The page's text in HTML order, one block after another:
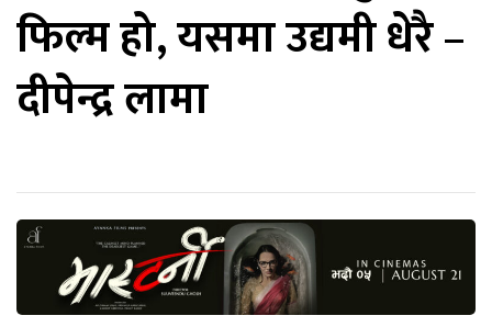
फिल्म हो, यसमा उद्यमी धेरै –
दीपेन्द्र लामा